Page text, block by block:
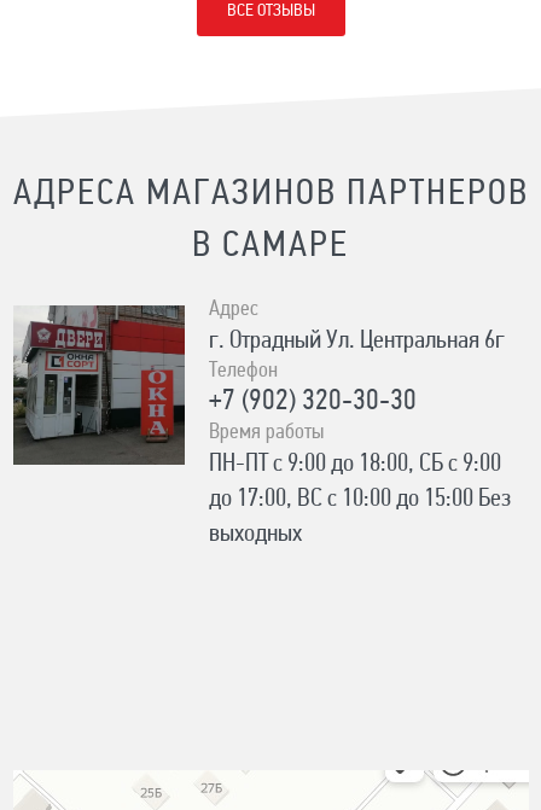
ВСЕ ОТЗЫВЫ
АДРЕСА МАГАЗИНОВ ПАРТНЕРОВ
В САМАРЕ
Адрес
г. Отрадный Ул. Центральная 6г
Телефон
+7 (902) 320-30-30
Время работы
ПН-ПТ с 9:00 до 18:00, СБ с 9:00
до 17:00, ВС с 10:00 до 15:00 Без
выходных